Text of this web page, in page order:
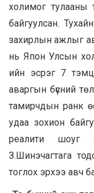
холимог тулааны
байгуулсан.
захирлын ажлыг
нь Япон Улсын
ийн эсрэг 7
аваргын бүсний
тамирчдын ранк
удаа зохион
реалити шоуг
З.Шинэчагтага
тоглох эрхээ авч